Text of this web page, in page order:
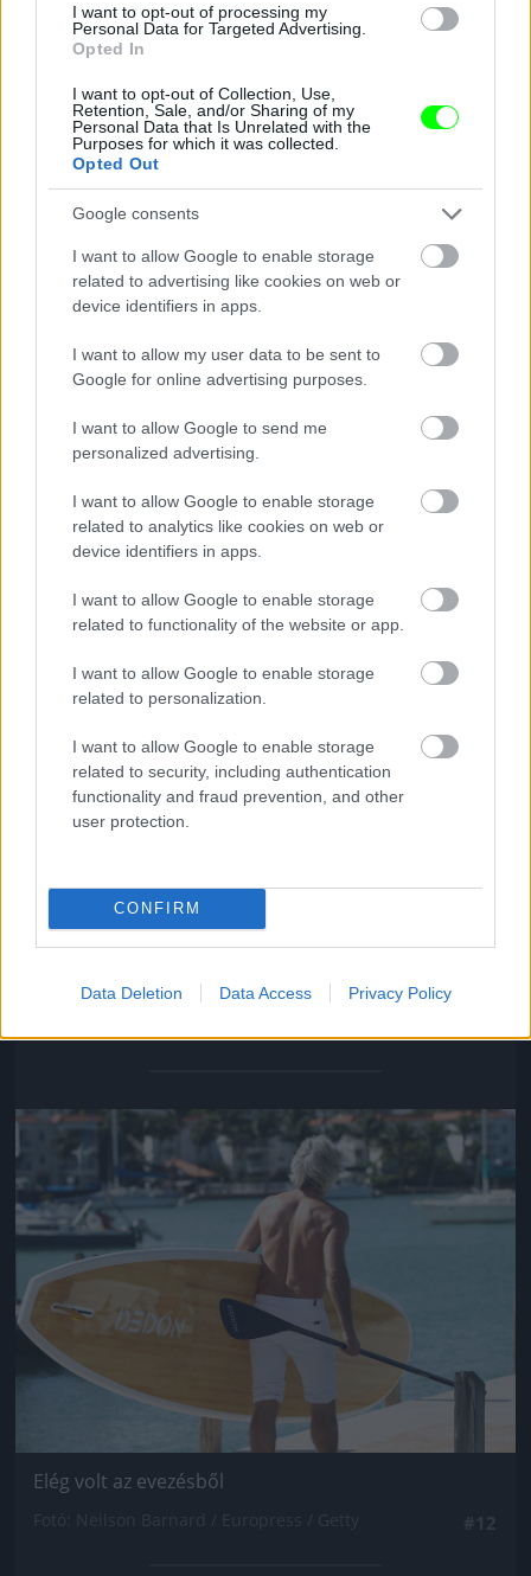
I want to opt-out of processing my
Personal Data for Targeted Advertising.
Opted In
I want to opt-out of Collection, Use,
Retention, Sale, and/or Sharing of my
Personal Data that Is Unrelated with the
Purposes for which it was collected.
Opted Out
Google consents
I want to allow Google to enable storage
related to advertising like cookies on web or
device identifiers in apps.
I want to allow my user data to be sent to
Google for online advertising purposes.
I want to allow Google to send me
personalized advertising.
I want to allow Google to enable storage
related to analytics like cookies on web or
device identifiers in apps.
I want to allow Google to enable storage
related to functionality of the website or app.
I want to allow Google to enable storage
related to personalization.
I want to allow Google to enable storage
related to security, including authentication
functionality and fraud prevention, and other
user protection.
CONFIRM
Data Deletion Data Access Privacy Policy
Ilyet is tud
Jön még kép!
Barátai is vannak
Fotó: Neilson Barnard / Europress / Getty
Jön még kép!
Méghozzá elég sokan
Jön még kép!
Elég volt az evezésből